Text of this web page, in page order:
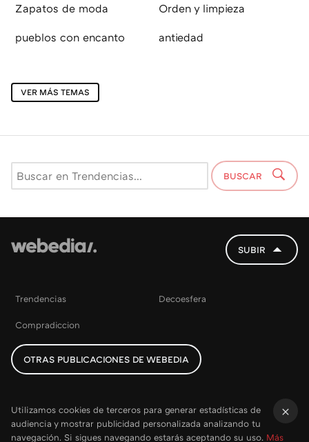
Zapatos de moda Orden y limpieza
pueblos con encanto antiedad
VER MÁS TEMAS
BUSCAR
SUBIR
Trendencias Decoesfera
Compradiccion
OTRAS PUBLICACIONES DE WEBEDIA
Utilizamos cookies de terceros para generar estadísticas de
audiencia y mostrar publicidad personalizada analizando tu
navegación. Si sigues navegando estarás aceptando su uso. Más